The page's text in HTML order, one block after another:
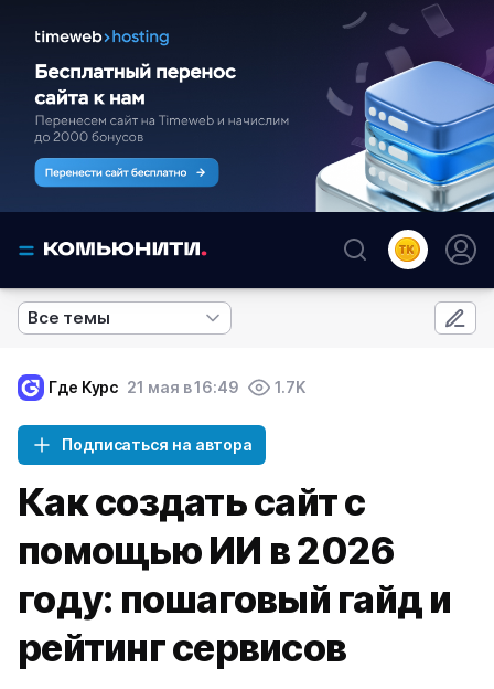
Все темы
Где Курс 21 мая в 16:49 1.7K
Подписаться на автора
Как создать сайт с
помощью ИИ в 2026
году: пошаговый гайд и
рейтинг сервисов